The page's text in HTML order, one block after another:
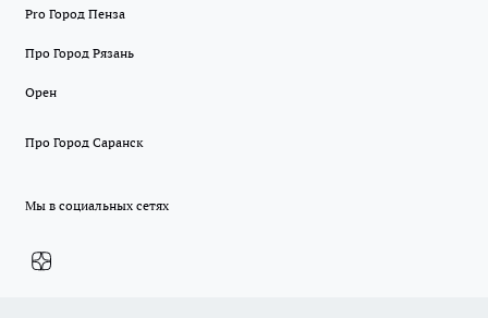
Pro Город Пенза
Про Город Рязань
Орен
Про Город Саранск
Мы в социальных сетях